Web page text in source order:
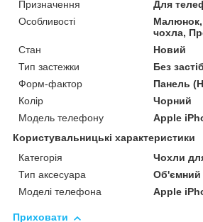
Призначення
Для
Особливості
Малюнок,
чохла,
Стан
Новий
Тип застежки
Без
Форм-фактор
Панель
Колір
Чорний
Модель телефону
Apple
Користувальницькі характеристики
Категорія
Чохли
Тип аксесуара
Об'ємний
Моделі телефона
Apple
Приховати